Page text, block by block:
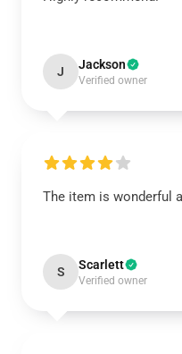
J Jackson
Verified owner
The item is wonderful
S Scarlett
Verified owner